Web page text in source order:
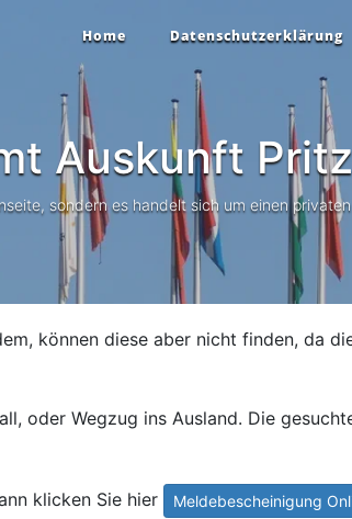
Home Datenschutzerklärung
Auskunft
sondern es handelt sich um einen
können diese aber nicht finden, da
oder Wegzug ins Ausland. Die
klicken Sie hier Meldebescheinigung